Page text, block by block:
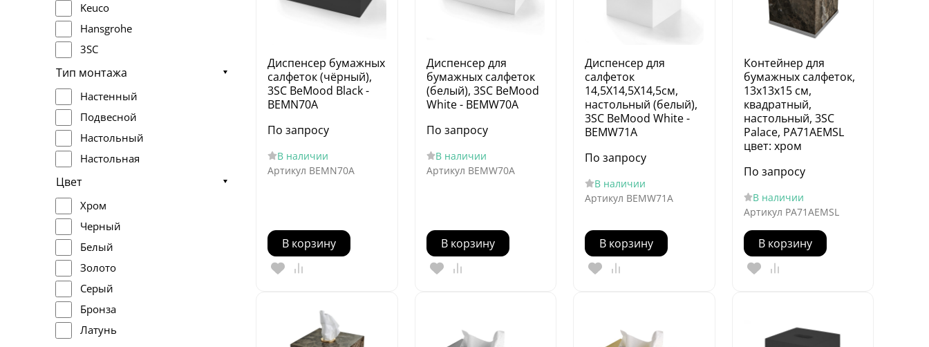
Keuco
Hansgrohe
3SC
Тип монтажа
Настенный
Подвесной
Настольный
Настольная
Цвет
Хром
Черный
Белый
Золото
Серый
Бронза
Латунь
Диспенсер бумажных
салфеток (чёрный),
3SC BeMood Black -
BEMN70A
По запросу
В наличии
Артикул BEMN70A
В корзину
Диспенсер для
бумажных салфеток
(белый), 3SC BeMood
White - BEMW70A
По запросу
В наличии
Артикул BEMW70A
В корзину
Диспенсер для
салфеток
14,5Х14,5Х14,5см,
настольный (белый),
3SC BeMood White -
BEMW71A
По запросу
В наличии
Артикул BEMW71A
В корзину
Контейнер для
бумажных салфеток,
13х13х15 см,
квадратный,
настольный, 3SC
Palace, PA71AEMSL
цвет: хром
По запросу
В наличии
Артикул PA71AEMSL
В корзину